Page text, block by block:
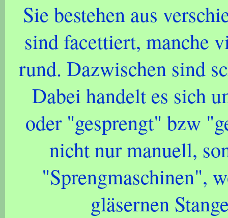
Sie bestehen aus
sind facettiert, manche
rund. Dazwischen sind
Dabei handelt es sich
oder "gesprengt" bzw
nicht nur manuell,
"Sprengmaschinen",
gläsernen